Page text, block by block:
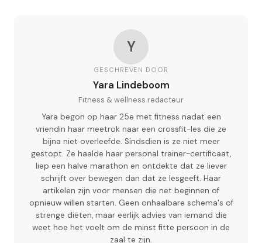
Y
GESCHREVEN DOOR
Yara Lindeboom
Fitness & wellness redacteur
Yara begon op haar 25e met fitness nadat een
vriendin haar meetrok naar een crossfit-les die ze
bijna niet overleefde. Sindsdien is ze niet meer
gestopt. Ze haalde haar personal trainer-certificaat,
liep een halve marathon en ontdekte dat ze liever
schrijft over bewegen dan dat ze lesgeeft. Haar
artikelen zijn voor mensen die net beginnen of
opnieuw willen starten. Geen onhaalbare schema's of
strenge diëten, maar eerlijk advies van iemand die
weet hoe het voelt om de minst fitte persoon in de
zaal te zijn.